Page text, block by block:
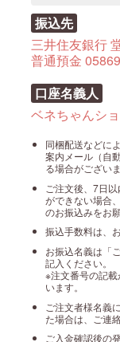
振込先
三井住友銀行
普通預金
口座名義人
ベネちゃんシ
同梱配送などに
案内メール（自
る場合がござい
ご注文後、7日
ができない場合
のお振込みをお
振込手数料は、
お振込名義は「
記入ください。
※注文番号の記
います。
ご注文者様名義
た場合は、ご連
ご入金確認後の